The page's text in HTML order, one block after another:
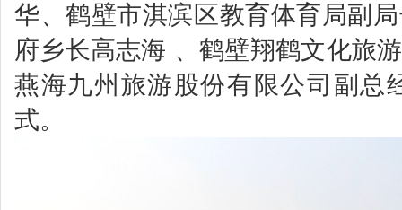
华、鹤壁市淇滨区教育体育局副
府乡长高志海 、鹤壁翔鹤文化旅
燕海九州旅游股份有限公司副总
式。